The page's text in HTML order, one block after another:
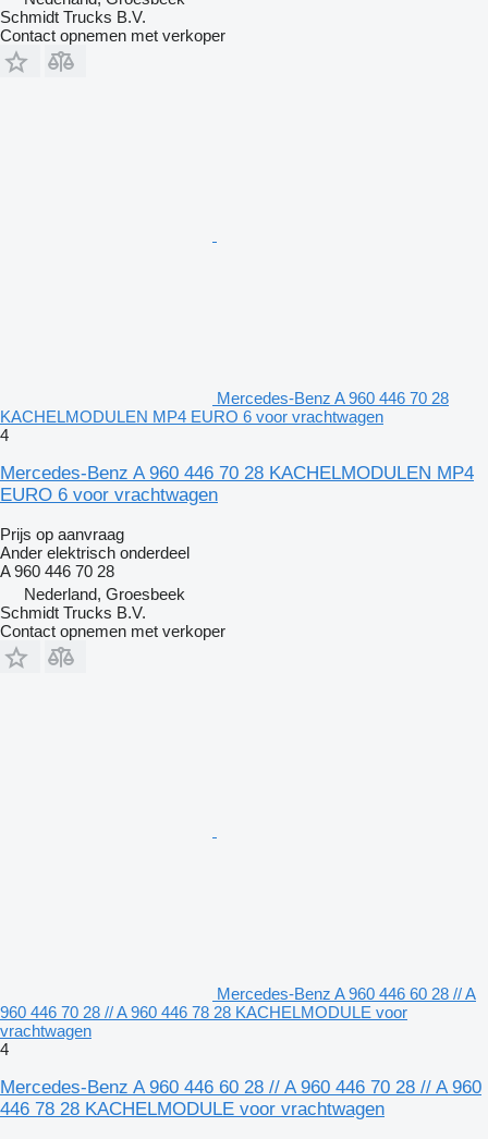
Schmidt Trucks B.V.
Contact opnemen met verkoper
Mercedes-Benz A 960 446 70 28
KACHELMODULEN MP4 EURO 6 voor vrachtwagen
4
Mercedes-Benz A 960 446 70 28 KACHELMODULEN MP4
EURO 6 voor vrachtwagen
Prijs op aanvraag
Ander elektrisch onderdeel
A 960 446 70 28
Nederland, Groesbeek
Schmidt Trucks B.V.
Contact opnemen met verkoper
Mercedes-Benz A 960 446 60 28 // A
960 446 70 28 // A 960 446 78 28 KACHELMODULE voor
vrachtwagen
4
Mercedes-Benz A 960 446 60 28 // A 960 446 70 28 // A 960
446 78 28 KACHELMODULE voor vrachtwagen